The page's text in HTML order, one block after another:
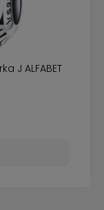
J ALFABET